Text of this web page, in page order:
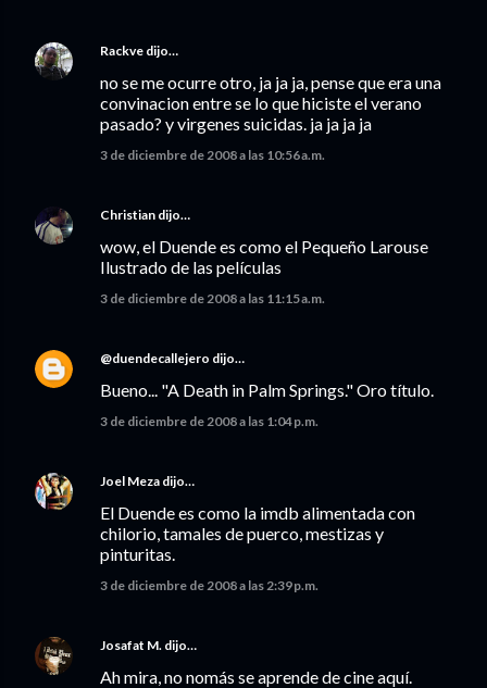
Rackve dijo…
no se me ocurre otro, ja ja ja, pense que era una
convinacion entre se lo que hiciste el verano
pasado? y virgenes suicidas. ja ja ja ja
3 de diciembre de 2008 a las 10:56 a.m.
Christian dijo…
wow, el Duende es como el Pequeño Larouse
Ilustrado de las películas
3 de diciembre de 2008 a las 11:15 a.m.
@duendecallejero dijo…
Bueno... "A Death in Palm Springs." Oro título.
3 de diciembre de 2008 a las 1:04 p.m.
Joel Meza dijo…
El Duende es como la imdb alimentada con
chilorio, tamales de puerco, mestizas y
pinturitas.
3 de diciembre de 2008 a las 2:39 p.m.
Josafat M. dijo…
Ah mira, no nomás se aprende de cine aquí.